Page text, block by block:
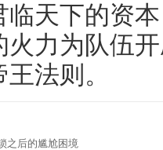
临天下的资
火力为队伍
法则。
之后的尴尬困境